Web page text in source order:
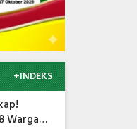
+INDEKS
Warga